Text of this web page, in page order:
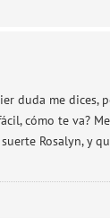
duda me dices,
cómo te va?
Rosalyn, y